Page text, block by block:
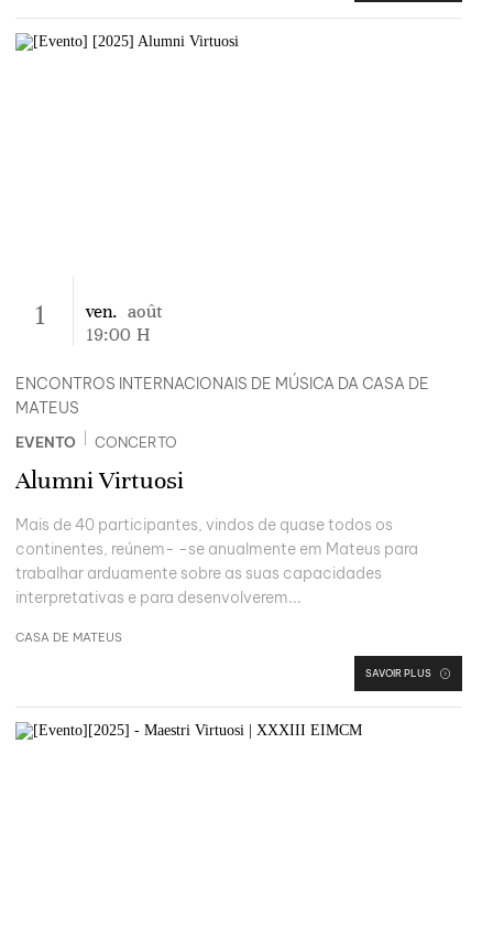
1 ven. août
19:00 H
EVENTO CONCERTO
Alumni Virtuosi
Mais de 40 participantes, vindos de quase todos os
continentes, reúnem- -se anualmente em Mateus para
trabalhar arduamente sobre as suas capacidades
interpretativas e para desenvolverem...
CASA DE MATEUS
SAVOIR PLUS
ENCONTROS INTERNACIONAIS DE MÚSICA DA CASA DE
MATEUS